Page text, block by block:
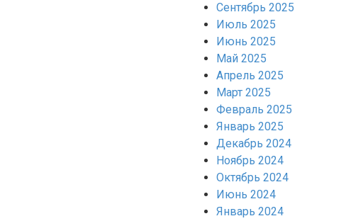
Сентябрь 2025
Июль 2025
Июнь 2025
Май 2025
Апрель 2025
Март 2025
Февраль 2025
Январь 2025
Декабрь 2024
Ноябрь 2024
Октябрь 2024
Июнь 2024
Январь 2024